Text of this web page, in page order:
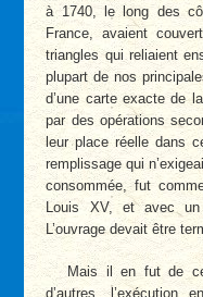
à 1740, le long des
France, avaient
triangles qui reliaient
plupart de nos
d’une carte exacte de
par des opérations
leur place réelle dans
remplissage qui
consommée, fut
Louis XV, et avec
L’ouvrage devait être
Mais il en fut de
d’autres, l’exécution